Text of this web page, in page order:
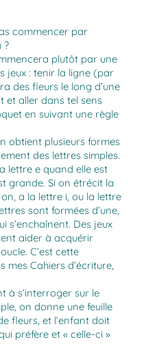
commencer par
?
plutôt par une
jeux : tenir la ligne (par
des fleurs le long d’une
et aller dans tel sens
en suivant une règle
obtient plusieurs formes
des lettres simples.
lettre e quand elle est
grande. Si on étrécit la
a la lettre i, ou la lettre
sont formées d’une,
s’enchaînent. Des jeux
aider à acquérir
C’est cette
mes Cahiers d’écriture,
à s’interroger sur le
on donne une feuille
fleurs, et l’enfant doit
préfère et « celle-ci »